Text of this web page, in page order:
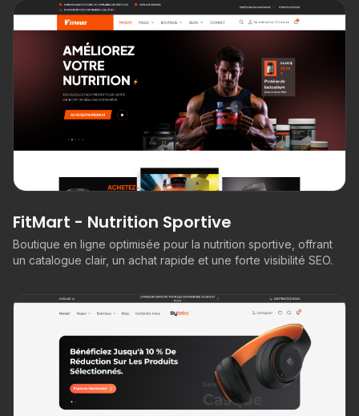
FitMart - Nutrition Sportive
Boutique en ligne optimisée pour la nutrition sportive, offrant
un catalogue clair, un achat rapide et une forte visibilité SEO.